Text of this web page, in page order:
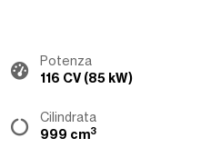
Potenza
116 CV (85 kW)
Cilindrata
999 cm3